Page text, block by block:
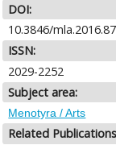
DOI:
10.3846/
ISSN:
2029-2252
Subject area:
Menotyra / Arts
Related